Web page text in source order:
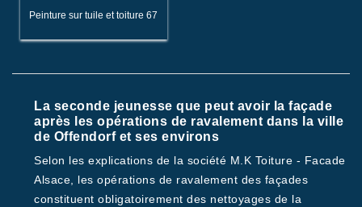
Peinture sur tuile et toiture 67
La seconde jeunesse que peut avoir la façade
après les opérations de ravalement dans la ville
de Offendorf et ses environs
Selon les explications de la société M.K Toiture - Facade
Alsace, les opérations de ravalement des façades
constituent obligatoirement des nettoyages de la